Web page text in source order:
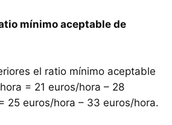
mínimo aceptable de
el ratio mínimo aceptable
= 21 euros/hora – 28
25 euros/hora – 33 euros/hora.